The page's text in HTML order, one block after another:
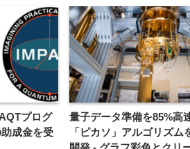
プログ
成金を受
量子データ準備を85%高
「ピカソ」アルゴリズム